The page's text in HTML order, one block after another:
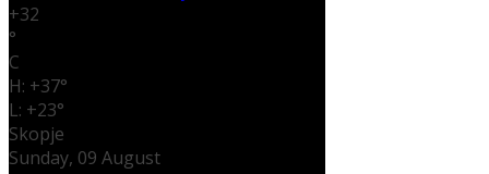
+32
°
C
H: +37°
L: +23°
Skopje
Sunday, 09 August